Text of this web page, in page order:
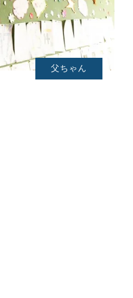
父ちゃん